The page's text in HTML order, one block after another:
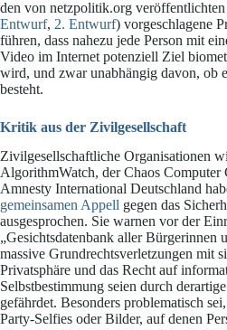
den von netzpolitik.org
Entwurf, 2. Entwurf) vorgeschlagene
führen, dass nahezu jede Person mit
Video im Internet potenziell Ziel
wird, und zwar unabhängig davon, ob
besteht.
Kritik aus der Zivilgesellschaft
Zivilgesellschaftliche Organisationen
AlgorithmWatch, der Chaos
Amnesty International Deutschland
gemeinsamen Appell gegen das
ausgesprochen. Sie warnen vor der
„Gesichtsdatenbank aller Bürgerinnen
massive Grundrechtsverletzungen mit
Privatsphäre und das Recht auf
Selbstbestimmung seien durch derartige
gefährdet. Besonders problematisch
Party-Selfies oder Bilder, auf denen